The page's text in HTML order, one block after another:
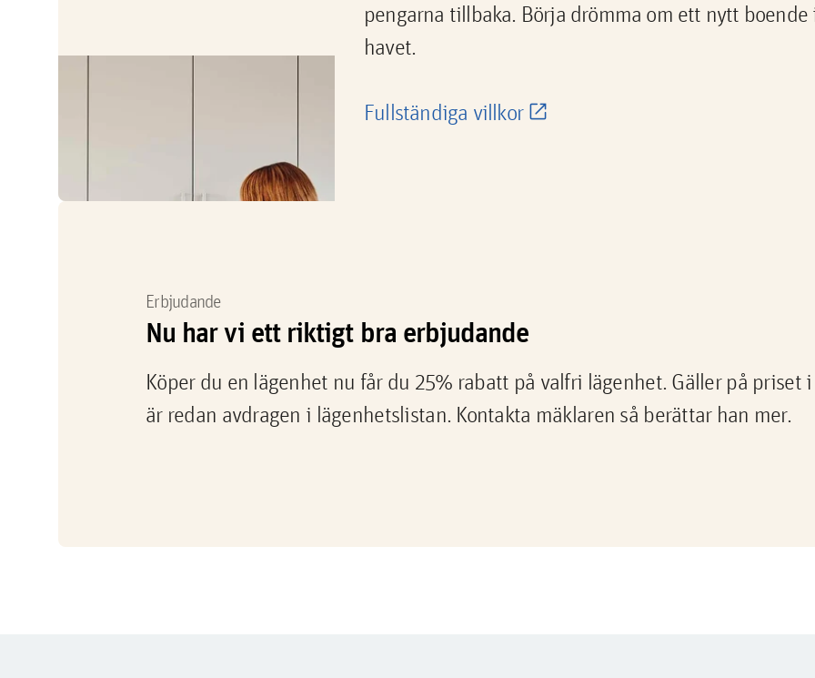
pengarna tillbaka. Börja drömma om ett nytt
havet.
Fullständiga villkor
Erbjudande
Nu har vi ett riktigt bra erbjudande
Köper du en lägenhet nu får du 25% rabatt på valfri lägenhet. Gäller på priset
är redan avdragen i lägenhetslistan. Kontakta mäklaren så berättar han mer.